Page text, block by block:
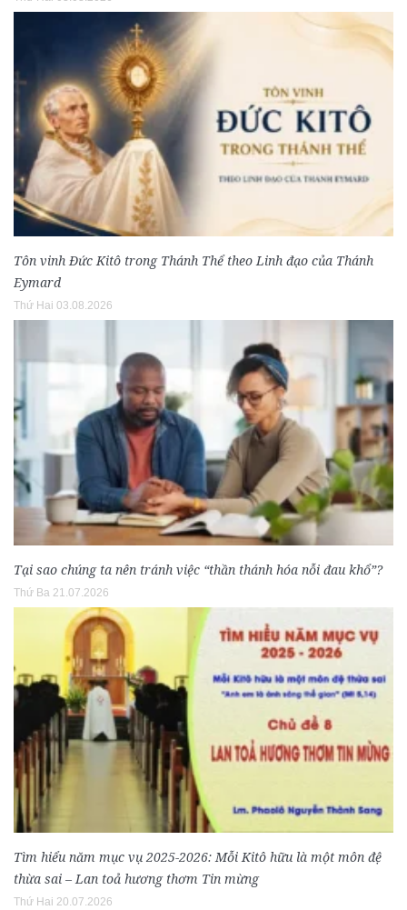
Tôn vinh Đức Kitô trong Thánh Thể theo Linh đạo của Thánh
Eymard
Thứ Hai 03.08.2026
Tại sao chúng ta nên tránh việc “thần thánh hóa nỗi đau khổ”?
Thứ Ba 21.07.2026
Tìm hiểu năm mục vụ 2025-2026: Mỗi Kitô hữu là một môn đệ
thừa sai – Lan toả hương thơm Tin mừng
Thứ Hai 20.07.2026